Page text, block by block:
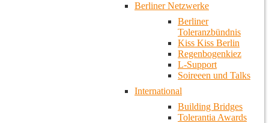
Berliner Netzwerke
Berliner
Toleranzbündnis
Kiss Kiss Berlin
Regenbogenkiez
L-Support
Soireeen und Talks
International
Building Bridges
Tolerantia Awards